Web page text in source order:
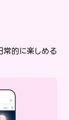
常的に楽しめる